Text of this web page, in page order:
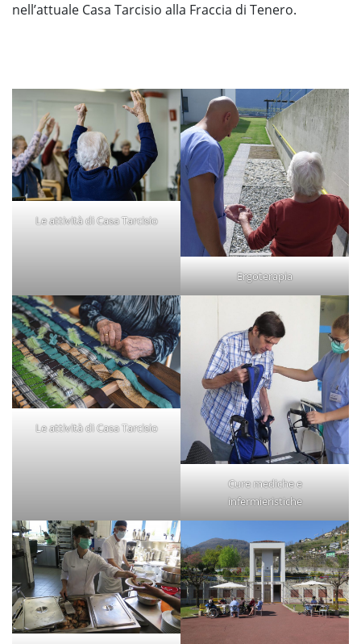
nell’attuale Casa Tarcisio alla Fraccia di Tenero.
Le attività di Casa Tarcisio
Ergoterapia
Le attività di Casa Tarcisio
Cure mediche e
infermieristiche